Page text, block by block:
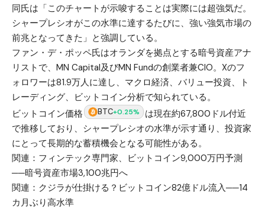
同氏は「このチャートが示唆することは実際には超強気だ。
シャープレシオがこの水準に達するたびに、強い強気市場の
前兆となってきた」と強調している。
ファン・デ・ポッペ氏はオランダを拠点とする暗号資産アナ
リストで、MN Capital及びMN Fundの創業者兼CIO。Xのフ
ォロワーは81.9万人に達し、マクロ経済、バリュー投資、ト
レーディング、ビットコイン分析で知られている。
ビットコイン価格
BTC+0.25%
は現在約67,800ドル付近
で推移しており、シャープレシオの水準が示す通り、投資家
にとって長期的な蓄積機会となる可能性がある。
関連： フィンテック専門家、ビットコイン9,000万円予測
──暗号資産市場3,100兆円へ
関連： クジラが仕掛ける？ビットコイン82億ドル流入──14
カ月ぶり高水準